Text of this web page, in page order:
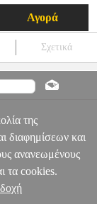
Αγορά
Σχετικά
REAL SAFE
της
διαφημίσεων και
ανανεωμένους
τα cookies.